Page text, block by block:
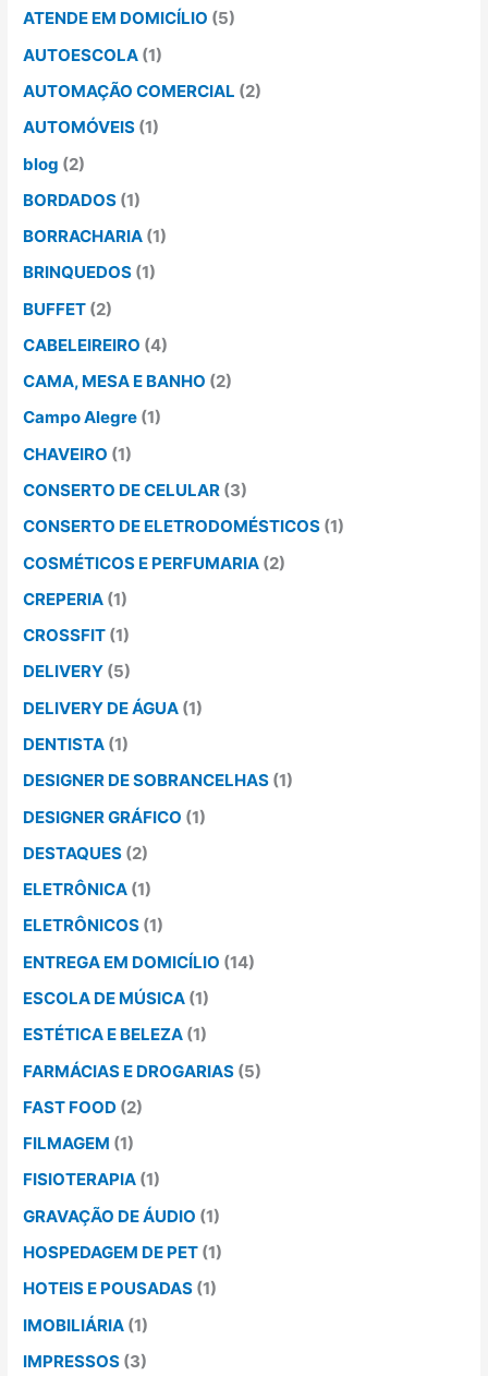
ATENDE EM DOMICÍLIO (5)
AUTOESCOLA (1)
AUTOMAÇÃO COMERCIAL (2)
AUTOMÓVEIS (1)
blog (2)
BORDADOS (1)
BORRACHARIA (1)
BRINQUEDOS (1)
BUFFET (2)
CABELEIREIRO (4)
CAMA, MESA E BANHO (2)
Campo Alegre (1)
CHAVEIRO (1)
CONSERTO DE CELULAR (3)
CONSERTO DE ELETRODOMÉSTICOS (1)
COSMÉTICOS E PERFUMARIA (2)
CREPERIA (1)
CROSSFIT (1)
DELIVERY (5)
DELIVERY DE ÁGUA (1)
DENTISTA (1)
DESIGNER DE SOBRANCELHAS (1)
DESIGNER GRÁFICO (1)
DESTAQUES (2)
ELETRÔNICA (1)
ELETRÔNICOS (1)
ENTREGA EM DOMICÍLIO (14)
ESCOLA DE MÚSICA (1)
ESTÉTICA E BELEZA (1)
FARMÁCIAS E DROGARIAS (5)
FAST FOOD (2)
FILMAGEM (1)
FISIOTERAPIA (1)
GRAVAÇÃO DE ÁUDIO (1)
HOSPEDAGEM DE PET (1)
HOTEIS E POUSADAS (1)
IMOBILIÁRIA (1)
IMPRESSOS (3)